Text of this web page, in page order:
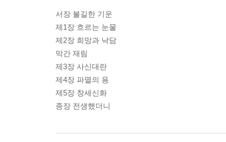
서장 불길한 기운
제1장 흐르는 눈물
제2장 희망과 낙담
막간 재림
제3장 사신대란
제4장 파멸의 용
제5장 창세신화
종장 전생했더니